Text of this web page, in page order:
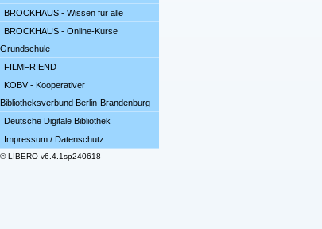
BROCKHAUS - Wissen für alle
BROCKHAUS - Online-Kurse
Grundschule
FILMFRIEND
KOBV - Kooperativer
Bibliotheksverbund Berlin-Brandenburg
Deutsche Digitale Bibliothek
Impressum / Datenschutz
© LIBERO v6.4.1sp240618